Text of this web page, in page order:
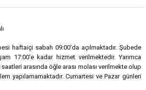
haftaiçi sabah 09:00'da açılmaktadır. Şubede
17:00'e kadar hizmet verilmektedir. Yarımca
arasında öğle arası molası verilmekte olup
yapılamamaktadır. Cumartesi ve Pazar günleri